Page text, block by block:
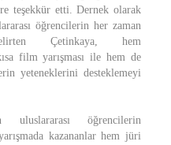
teşekkür etti. Dernek olarak
öğrencilerin her zaman
Çetinkaya, hem
film yarışması ile hem de
yeteneklerini desteklemeyi
uluslararası öğrencilerin
kazananlar hem jüri